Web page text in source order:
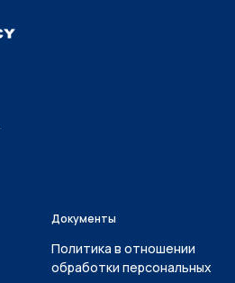
Документы
Политика в отношении
обработки персональных